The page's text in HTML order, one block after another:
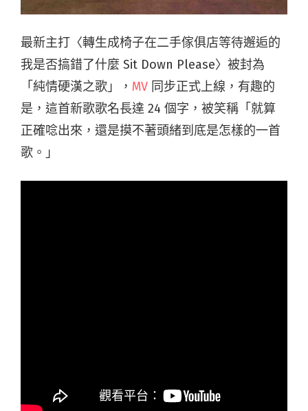
最新主打〈轉生成椅子在二手傢俱店等待邂逅的
我是否搞錯了什麼 Sit Down Please〉被封為
「純情硬漢之歌」， MV 同步正式上線，有趣的
是，這首新歌歌名長達 24 個字，被笑稱「就算
正確唸出來，還是摸不著頭緒到底是怎樣的一首
歌。」